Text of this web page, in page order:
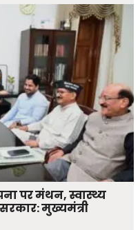
पर मंथन, स्वास्थ्य
मुख्यमंत्री